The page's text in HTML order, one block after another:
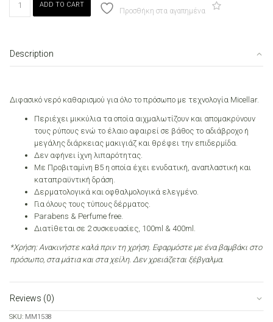
Biphase
quantity
ADD TO CART
Προσθήκη στα αγαπημένα
Description
Διφασικό νερό καθαρισμού για όλο το πρόσωπο με τεχνολογία Micellar.
Περιέχει μικκύλια τα οποία αιχμαλωτίζουν και απομακρύνουν
τους ρύπους ενώ το έλαιο αφαιρεί σε βάθος το αδιάβροχο ή
μεγάλης διάρκειας μακιγιάζ και θρέφει την επιδερμίδα.
Δεν αφήνει ίχνη λιπαρότητας.
Με Προβιταμίνη Β5 η οποία έχει ενυδατική, αναπλαστική και
καταπραϋντική δράση.
Δερματολογικά και οφθαλμολογικά ελεγμένο.
Για όλους τους τύπους δέρματος.
Parabens & Perfume free.
Διατίθεται σε 2 συσκευασίες, 100ml & 400ml.
*Χρήση: Ανακινήστε καλά πριν τη χρήση. Εφαρμόστε με ένα βαμβάκι στο
πρόσωπο, στα μάτια και στα χείλη. Δεν χρειάζεται ξέβγαλμα.
Reviews (0)
SKU: MM1538